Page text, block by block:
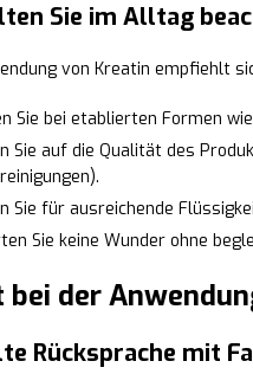
Sie im Alltag
von Kreatin empfiehlt
Sie bei etablierten Formen
Sie auf die Qualität des
Sie für ausreichende
Sie keine Wunder ohne
bei der
Rücksprache mit